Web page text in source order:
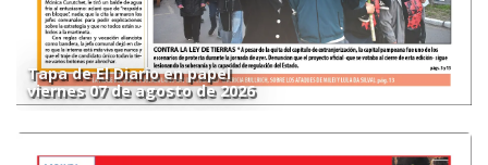
Tapa de El Diario en papel
viernes 07 de agosto de 2026